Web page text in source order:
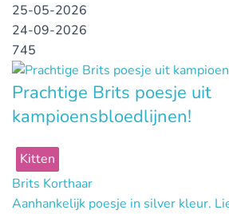
25-05-2026
24-09-2026
745
Prachtige Brits poesje uit
kampioensbloedlijnen!
Kitten
Brits Korthaar
Aanhankelijk poesje in silver kleur.